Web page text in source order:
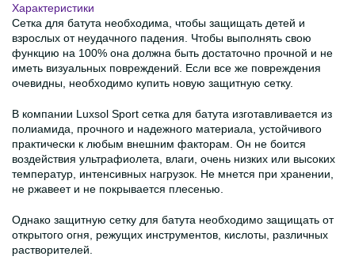
Характеристики
Сетка для батута необходима, чтобы защищать детей и
взрослых от неудачного падения. Чтобы выполнять свою
функцию на 100% она должна быть достаточно прочной и не
иметь визуальных повреждений. Если все же повреждения
очевидны, необходимо купить новую защитную сетку.
В компании Luxsol Sport сетка для батута изготавливается из
полиамида, прочного и надежного материала, устойчивого
практически к любым внешним факторам. Он не боится
воздействия ультрафиолета, влаги, очень низких или высоких
температур, интенсивных нагрузок. Не мнется при хранении,
не ржавеет и не покрывается плесенью.
Однако защитную сетку для батута необходимо защищать от
открытого огня, режущих инструментов, кислоты, различных
растворителей.